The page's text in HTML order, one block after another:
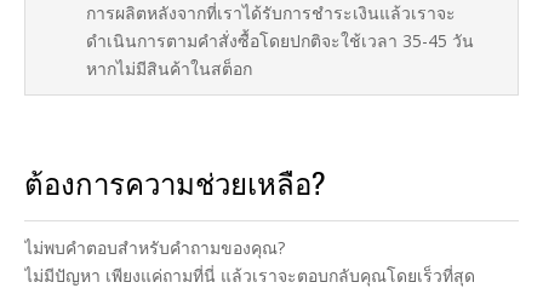
การผลิตหลังจากที่เราได้รับการชำระเงินแล้วเราจะ
ดำเนินการตามคำสั่งซื้อโดยปกติจะใช้เวลา 35-45 วัน
หากไม่มีสินค้าในสต็อก
ต้องการความช่วยเหลือ?
ไม่พบคำตอบสำหรับคำถามของคุณ?
ไม่มีปัญหา เพียงแค่ถามที่นี่ แล้วเราจะตอบกลับคุณโดยเร็วที่สุด